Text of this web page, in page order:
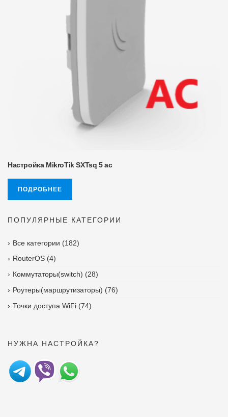
Настройка MikroTik SXTsq 5 ac
ПОДРОБНЕЕ
ПОПУЛЯРНЫЕ КАТЕГОРИИ
Все категории (182)
RouterOS (4)
Коммутаторы(switch) (28)
Роутеры(маршрутизаторы) (76)
Точки доступа WiFi (74)
НУЖНА НАСТРОЙКА?